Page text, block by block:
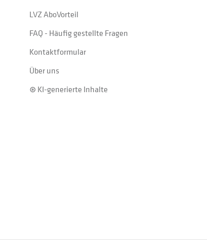
LVZ AboVorteil
FAQ - Häufig gestellte Fragen
Kontaktformular
Über uns
⊛ KI-generierte Inhalte